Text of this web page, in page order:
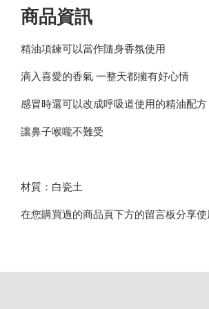
商品資訊
精油項鍊可以當作隨身香氛使用
滴入喜愛的香氣 一整天都擁有好心情
感冒時還可以改成呼吸道使用的精油配方
讓鼻子喉嚨不難受
材質：白瓷土
在您購買過的商品頁下方的留言板分享